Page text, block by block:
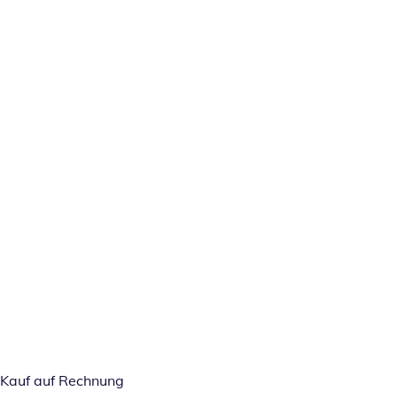
Kauf auf Rechnung